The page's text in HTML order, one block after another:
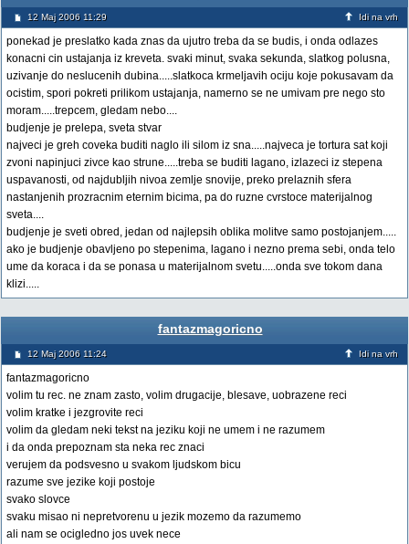
12 Maj 2006 11:29 Idi na vrh
ponekad je preslatko kada znas da ujutro treba da se budis, i onda odlazes
konacni cin ustajanja iz kreveta. svaki minut, svaka sekunda, slatkog polusna,
uzivanje do neslucenih dubina.....slatkoca krmeljavih ociju koje pokusavam da
ocistim, spori pokreti prilikom ustajanja, namerno se ne umivam pre nego sto
moram.....trepcem, gledam nebo....
budjenje je prelepa, sveta stvar
najveci je greh coveka buditi naglo ili silom iz sna.....najveca je tortura sat koji
zvoni napinjuci zivce kao strune.....treba se buditi lagano, izlazeci iz stepena
uspavanosti, od najdubljih nivoa zemlje snovije, preko prelaznih sfera
nastanjenih prozracnim eternim bicima, pa do ruzne cvrstoce materijalnog
sveta....
budjenje je sveti obred, jedan od najlepsih oblika molitve samo postojanjem.....
ako je budjenje obavljeno po stepenima, lagano i nezno prema sebi, onda telo
ume da koraca i da se ponasa u materijalnom svetu.....onda sve tokom dana
klizi.....
fantazmagoricno
12 Maj 2006 11:24 Idi na vrh
fantazmagoricno
volim tu rec. ne znam zasto, volim drugacije, blesave, uobrazene reci
volim kratke i jezgrovite reci
volim da gledam neki tekst na jeziku koji ne umem i ne razumem
i da onda prepoznam sta neka rec znaci
verujem da podsvesno u svakom ljudskom bicu
razume sve jezike koji postoje
svako slovce
svaku misao ni nepretvorenu u jezik mozemo da razumemo
ali nam se ocigledno jos uvek nece